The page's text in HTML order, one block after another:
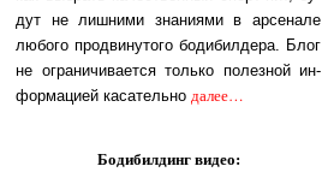
дут не лиш­ни­ми зна­ни­я­ми в ар­се­на­ле
лю­бо­го прод­ви­ну­то­го бо­ди­бил­де­ра. Блог
не ог­ра­ни­чи­ва­ет­ся толь­ко по­лез­ной ин­
фор­ма­цией ка­са­тель­но да­лее…
Бодибилдинг видео: